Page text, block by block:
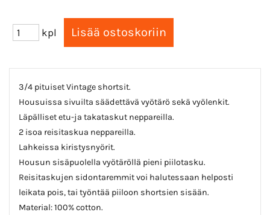
kpl
3/4 pituiset Vintage shortsit.
Housuissa sivuilta säädettävä vyötärö sekä vyölenkit.
Läpälliset etu-ja takataskut neppareilla.
2 isoa reisitaskua neppareilla.
Lahkeissa kiristysnyörit.
Housun sisäpuolella vyötäröllä pieni piilotasku.
Reisitaskujen sidontaremmit voi halutessaan helposti
leikata pois, tai työntää piiloon shortsien sisään.
Material: 100% cotton.